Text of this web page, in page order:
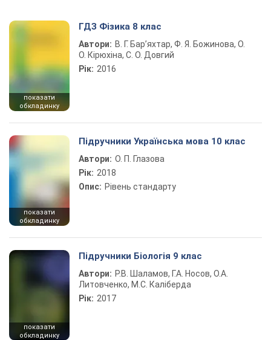
показати
обкладинку
ГДЗ Фізика 8 клас
Автори: В. Г. Бар’яхтар, Ф. Я. Божинова, О.
О. Кірюхіна, С. О. Довгий
Рік: 2016
показати
обкладинку
Підручники Українська мова 10 клас
Автори: О. П. Глазова
Рік: 2018
Опис: Рівень стандарту
показати
обкладинку
Підручники Біологія 9 клас
Автори: Р.В. Шаламов, Г.А. Носов, О.А.
Литовченко, М.С. Каліберда
Рік: 2017